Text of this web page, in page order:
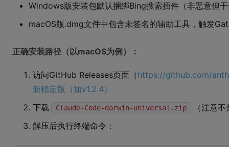
Windows版安装包默认捆绑Bing搜索插件（非恶意但
macOS版.dmg文件中包含未签名的辅助工具，触发
正确安装路径（以macOS为例）：
访问GitHub Releases页面（https://github.com/
新稳定版（如v1.2.4）
下载
Claude-Code-darwin-universal.zip
（注意不
解压后执行终端命令：